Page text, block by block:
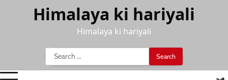
Himalaya ki hariyali
Himalaya ki hariyali
Search
for: